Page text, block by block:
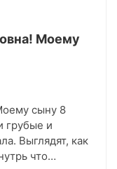
Моему
сыну 8
грубые и
Выглядят, как
что…